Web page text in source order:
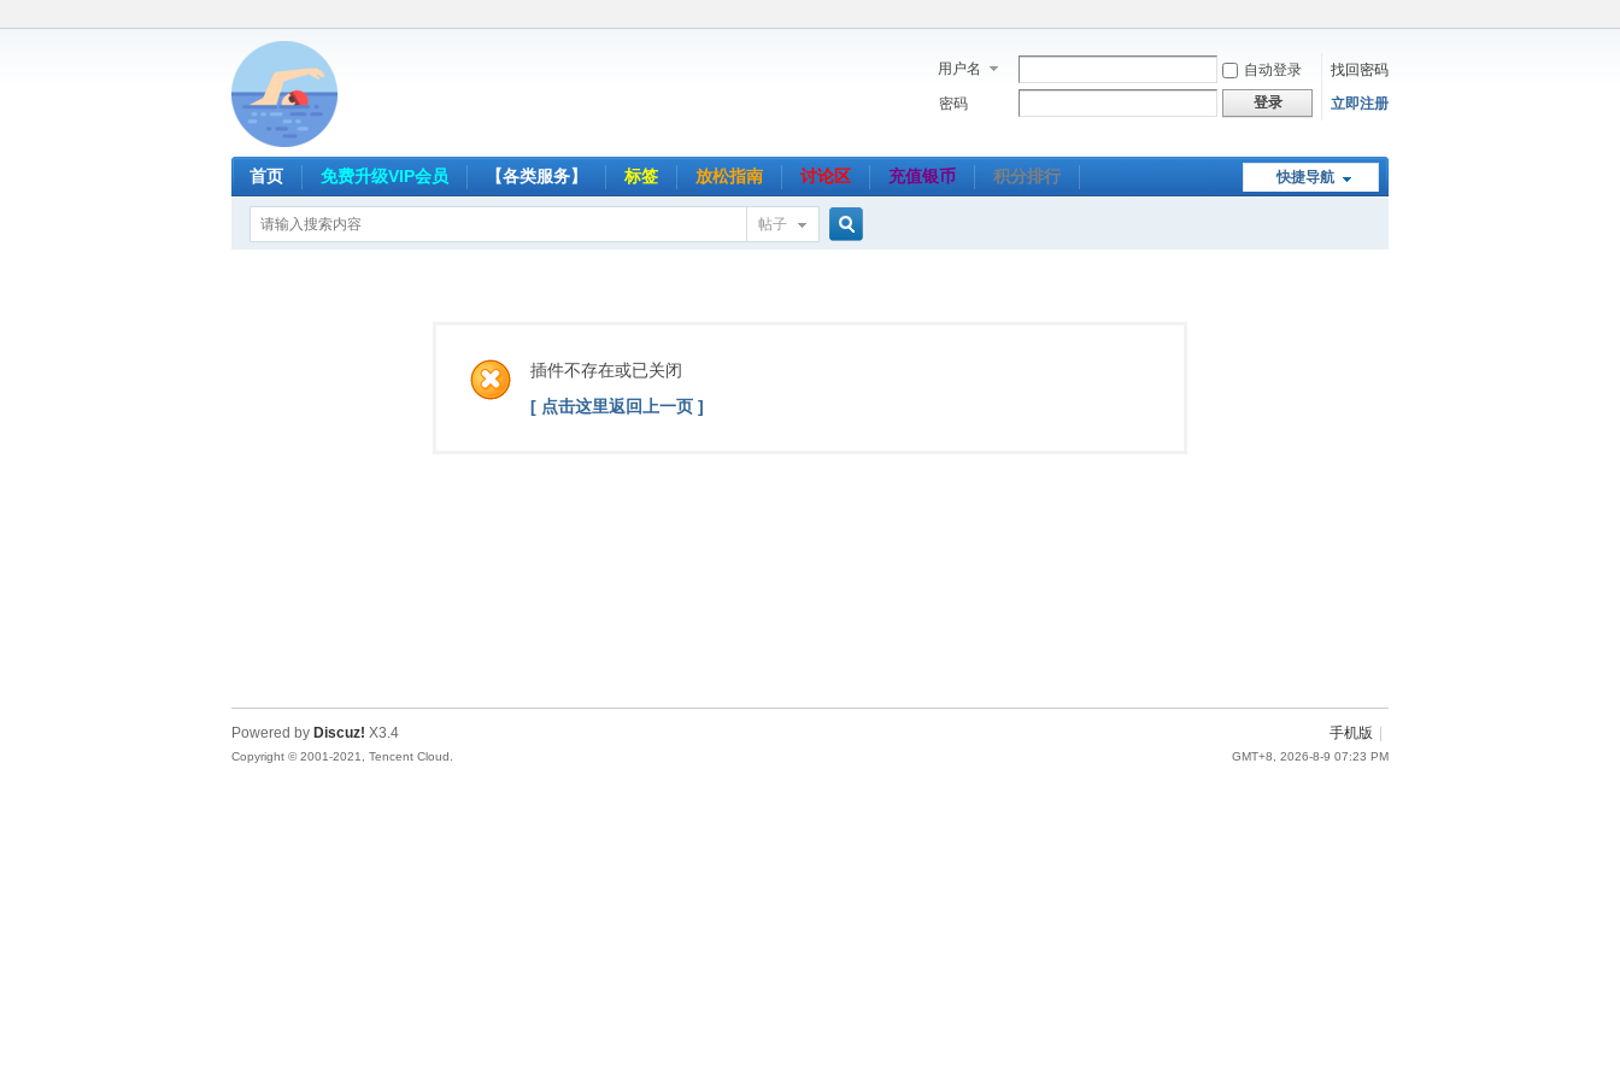
用户名 自动登录
找回密码
密码
登录 立即注册
快捷导航
首页 免费升级VIP会员 【各类服务】 标签 放松指南 讨论区 充值银币 积分排行
帖子
插件不存在或已关闭
[ 点击这里返回上一页 ]
手机版
GMT+8, 2026-8-9 07:23 PM
Powered by Discuz! X3.4
Copyright © 2001-2021, Tencent Cloud.